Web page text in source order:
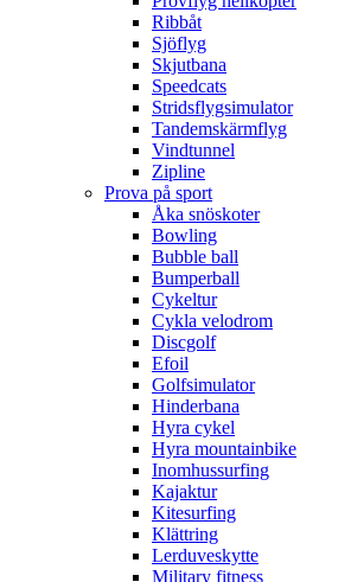
Ribbåt
Sjöflyg
Skjutbana
Speedcats
Stridsflygsimulator
Tandemskärmflyg
Vindtunnel
Zipline
Prova på sport
Åka snöskoter
Bowling
Bubble ball
Bumperball
Cykeltur
Cykla velodrom
Discgolf
Efoil
Golfsimulator
Hinderbana
Hyra cykel
Hyra mountainbike
Inomhussurfing
Kajaktur
Kitesurfing
Klättring
Lerduveskytte
Military fitness